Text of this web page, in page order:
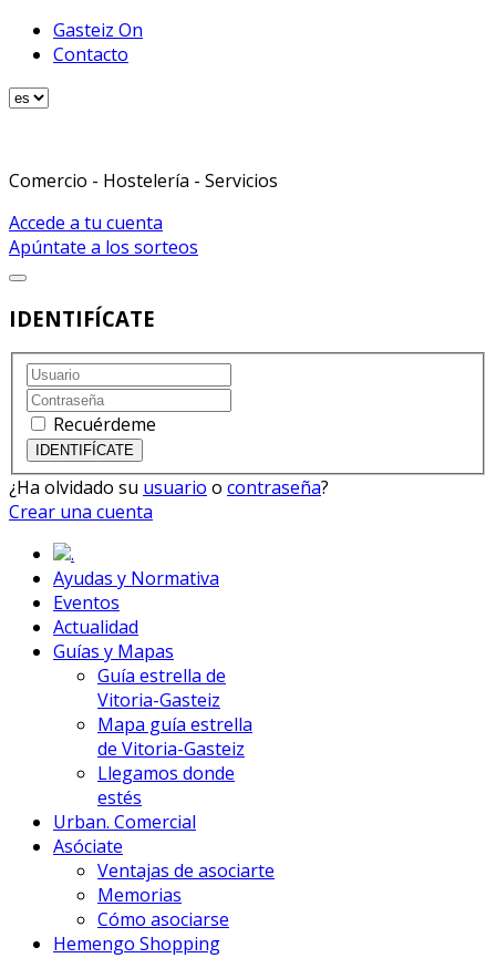
Gasteiz On
Contacto
Comercio - Hostelería - Servicios
Accede a tu cuenta
Apúntate a los sorteos
IDENTIFÍCATE
Recuérdeme
¿Ha olvidado su usuario o contraseña?
Crear una cuenta
.
Ayudas y Normativa
Eventos
Actualidad
Guías y Mapas
Guía estrella de
Vitoria-Gasteiz
Mapa guía estrella
de Vitoria-Gasteiz
Llegamos donde
estés
Urban. Comercial
Asóciate
Ventajas de asociarte
Memorias
Cómo asociarse
Hemengo Shopping